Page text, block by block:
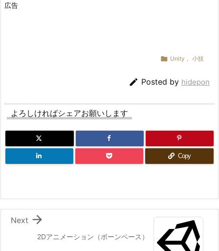
広告
 Unity 小技
 Posted by hidepon
よろしければシェアお願いします
Copy
2Dアニメーション（ボーンベース）

Next